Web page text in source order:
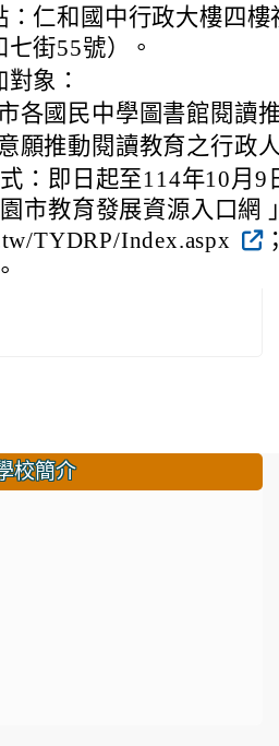
：仁和國中行政大樓四
七街55號）。
對象：
各國民中學圖書館閱讀
願推動閱讀教育之行政
：即日起至114年10月
市教育發展資源入口網
TYDRP/Index.aspx
校簡介